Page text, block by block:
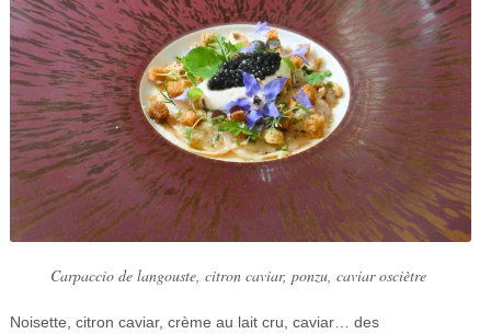
Carpaccio de langouste, citron caviar, ponzu, caviar osciètre
Noisette, citron caviar, crème au lait cru, caviar… des